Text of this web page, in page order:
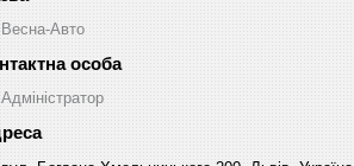
Весна-Авто
Адміністратор